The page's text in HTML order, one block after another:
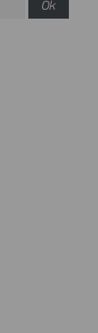
Ok